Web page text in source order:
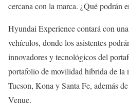
cercana con la marca. ¿Qué podrán
Hyundai Experience contará con
vehículos, donde los asistentes
innovadores y tecnológicos del
portafolio de movilidad híbrida de la
Tucson, Kona y Santa Fe, además
Venue.